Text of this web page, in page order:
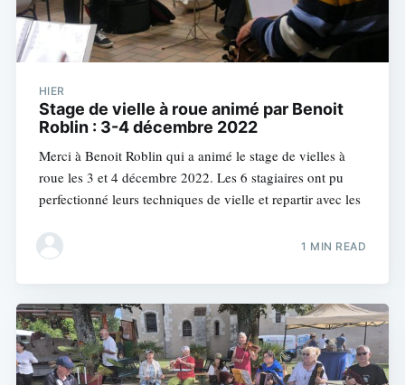
HIER
Stage de vielle à roue animé par Benoit
Roblin : 3-4 décembre 2022
Merci à Benoit Roblin qui a animé le stage de vielles à
roue les 3 et 4 décembre 2022. Les 6 stagiaires ont pu
perfectionné leurs techniques de vielle et repartir avec les
1 MIN READ